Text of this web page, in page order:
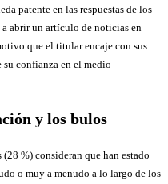
patente en las respuestas de los
abrir un artículo de noticias en
que el titular encaje con sus
su confianza en el medio
y los bulos
%) consideran que han estado
o muy a menudo a lo largo de los